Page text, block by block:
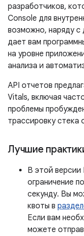
разработчиков,
Console для
возможно, наряду с
дает вам
на уровне
анализа и
API отчетов
Vitals, включая
проблемы
трассировку стека
Лучшие
В этой версии
ограничение
секунду. Вы
квоты в
Если вам
можете